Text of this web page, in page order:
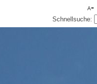
Schnellsuche: